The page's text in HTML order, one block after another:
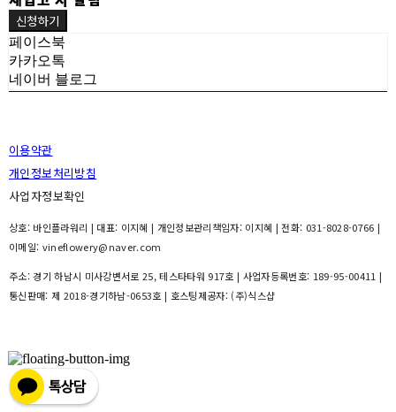
신청하기
페이스북
카카오톡
네이버 블로그
이용약관
개인정보처리방침
사업자정보확인
상호: 바인플라워리 | 대표: 이지혜 | 개인정보관리책임자: 이지혜 | 전화: 031-8028-0766 |
이메일: vineflowery@naver.com
주소: 경기 하남시 미사강변서로 25, 테스타타워 917호 | 사업자등록번호: 189-95-00411 |
통신판매: 제 2018-경기하남-0653호 | 호스팅제공자: (주)식스샵